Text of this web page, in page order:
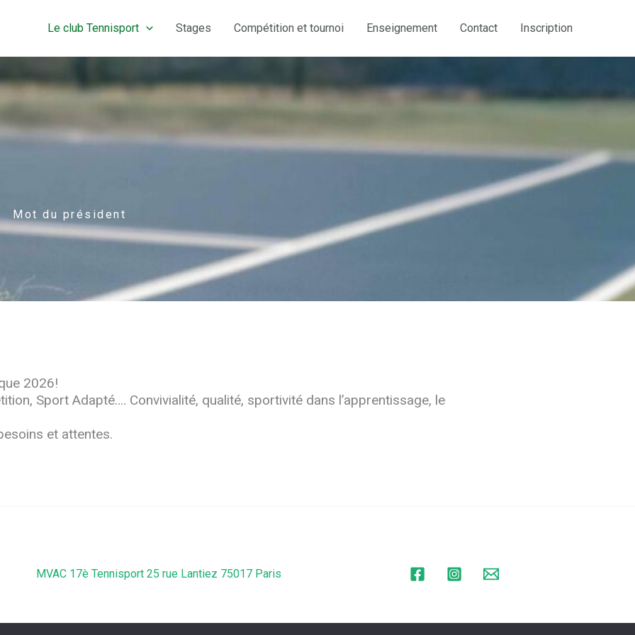
Le club Tennisport Stages Compétition et tournoi Enseignement Contact Inscription
Mot du président
2026!
Sport Adapté…. Convivialité, qualité, sportivité dans l’apprentissage, le
et attentes.
MVAC 17è Tennisport 25 rue Lantiez 75017 Paris